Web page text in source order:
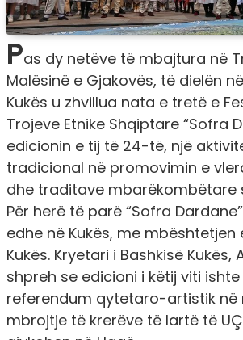
Pas dy netëve të mbajtura në
Malësinë e Gjakovës, të dielën
Kukës u zhvillua nata e tretë e
Trojeve Etnike Shqiptare “Sofra
edicionin e tij të 24-të, një
tradicional në promovimin e
dhe traditave mbarëkombëtare
Për herë të parë “Sofra
edhe në Kukës, me mbështetjen
Kukës. Kryetari i Bashkisë Kukës,
shpreh se edicioni i këtij viti
referendum qytetaro-artistik në
mbrojtje të krerëve të lartë të